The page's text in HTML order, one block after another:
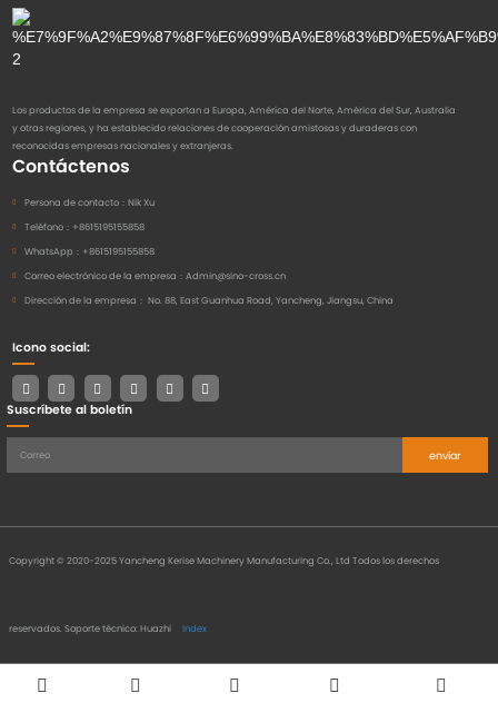
Los productos de la empresa se exportan a Europa, América del Norte, América del Sur, Australia
y otras regiones, y ha establecido relaciones de cooperación amistosas y duraderas con
reconocidas empresas nacionales y extranjeras.
Contáctenos
Persona de contacto： Nik Xu
Teléfono： +8615195155858
WhatsApp： +8615195155858
Correo electrónico de la empresa： Admin@sino-cross.cn
Dirección de la empresa： No. 88, East Guanhua Road, Yancheng, Jiangsu, China
Icono social:
Suscríbete al boletín
enviar
Copyright © 2020-2025 Yancheng Kerise Machinery Manufacturing Co., Ltd Todos los derechos
reservados.Soporte técnico: Huazhi Index